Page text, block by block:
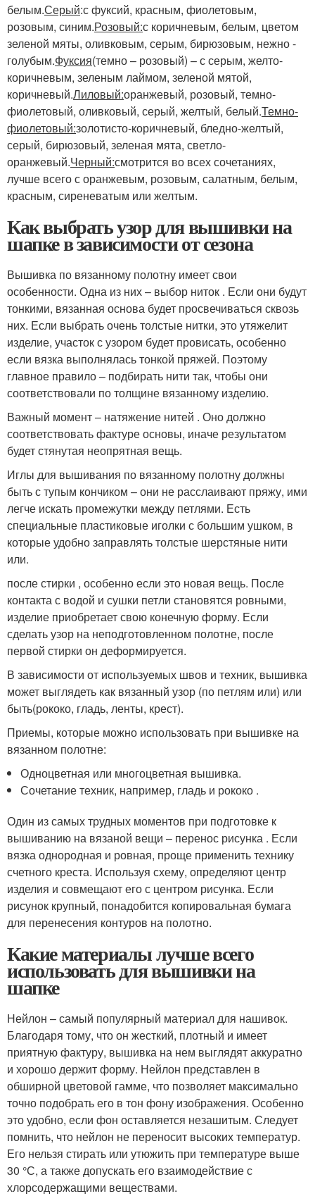
белым.Серый:с фуксий, красным, фиолетовым,
розовым, синим.Розовый:с коричневым, белым, цветом
зеленой мяты, оливковым, серым, бирюзовым, нежно -
голубым.Фуксия(темно – розовый) – с серым, желто-
коричневым, зеленым лаймом, зеленой мятой,
коричневый.Лиловый:оранжевый, розовый, темно-
фиолетовый, оливковый, серый, желтый, белый.Темно-
фиолетовый:золотисто-коричневый, бледно-желтый,
серый, бирюзовый, зеленая мята, светло-
оранжевый.Черный:смотрится во всех сочетаниях,
лучше всего с оранжевым, розовым, салатным, белым,
красным, сиреневатым или желтым.
Как выбрать узор для вышивки на
шапке в зависимости от сезона
Вышивка по вязанному полотну имеет свои
особенности. Одна из них – выбор ниток . Если они будут
тонкими, вязанная основа будет просвечиваться сквозь
них. Если выбрать очень толстые нитки, это утяжелит
изделие, участок с узором будет провисать, особенно
если вязка выполнялась тонкой пряжей. Поэтому
главное правило – подбирать нити так, чтобы они
соответствовали по толщине вязанному изделию.
Важный момент – натяжение нитей . Оно должно
соответствовать фактуре основы, иначе результатом
будет стянутая неопрятная вещь.
Иглы для вышивания по вязанному полотну должны
быть с тупым кончиком – они не расслаивают пряжу, ими
легче искать промежутки между петлями. Есть
специальные пластиковые иголки с большим ушком, в
которые удобно заправлять толстые шерстяные нити
или.
после стирки , особенно если это новая вещь. После
контакта с водой и сушки петли становятся ровными,
изделие приобретает свою конечную форму. Если
сделать узор на неподготовленном полотне, после
первой стирки он деформируется.
В зависимости от используемых швов и техник, вышивка
может выглядеть как вязанный узор (по петлям или) или
быть(рококо, гладь, ленты, крест).
Приемы, которые можно использовать при вышивке на
вязанном полотне:
Одноцветная или многоцветная вышивка.
Сочетание техник, например, гладь и рококо .
Один из самых трудных моментов при подготовке к
вышиванию на вязаной вещи – перенос рисунка . Если
вязка однородная и ровная, проще применить технику
счетного креста. Используя схему, определяют центр
изделия и совмещают его с центром рисунка. Если
рисунок крупный, понадобится копировальная бумага
для перенесения контуров на полотно.
Какие материалы лучше всего
использовать для вышивки на
шапке
Нейлон – самый популярный материал для нашивок.
Благодаря тому, что он жесткий, плотный и имеет
приятную фактуру, вышивка на нем выглядят аккуратно
и хорошо держит форму. Нейлон представлен в
обширной цветовой гамме, что позволяет максимально
точно подобрать его в тон фону изображения. Особенно
это удобно, если фон оставляется незашитым. Следует
помнить, что нейлон не переносит высоких температур.
Его нельзя стирать или утюжить при температуре выше
30 °С, а также допускать его взаимодействие с
хлорсодержащими веществами.